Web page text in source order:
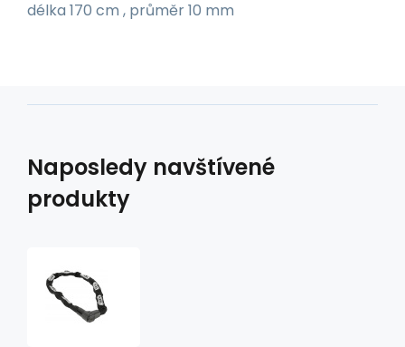
délka 170 cm , průměr 10 mm
Naposledy navštívené
produkty